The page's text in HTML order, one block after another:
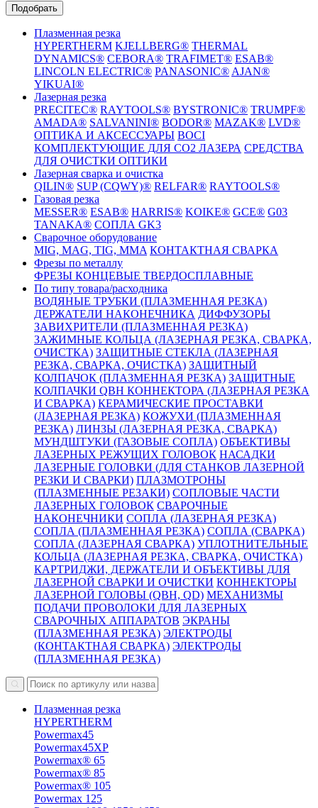
Подобрать
Плазменная резка
HYPERTHERM KJELLBERG® THERMAL
DYNAMICS® CEBORA® TRAFIMET® ESAB®
LINCOLN ELECTRIC® PANASONIC® AJAN®
YIKUAI®
Лазерная резка
PRECITEC® RAYTOOLS® BYSTRONIC® TRUMPF®
AMADA® SALVANINI® BODOR® MAZAK® LVD®
ОПТИКА И АКСЕССУАРЫ BOCI
КОМПЛЕКТУЮЩИЕ ДЛЯ CO2 ЛАЗЕРА СРЕДСТВА
ДЛЯ ОЧИСТКИ ОПТИКИ
Лазерная сварка и очистка
QILIN® SUP (CQWY)® RELFAR® RAYTOOLS®
Газовая резка
MESSER® ESAB® HARRIS® KOIKE® GCE® G03
TANAKA® СОПЛА GK3
Сварочное оборудование
MIG, MAG, TIG, MMA КОНТАКТНАЯ СВАРКА
Фрезы по металлу
ФРЕЗЫ КОНЦЕВЫЕ ТВЕРДОСПЛАВНЫЕ
По типу товара/расходника
ВОДЯНЫЕ ТРУБКИ (ПЛАЗМЕННАЯ РЕЗКА)
ДЕРЖАТЕЛИ НАКОНЕЧНИКА ДИФФУЗОРЫ
ЗАВИХРИТЕЛИ (ПЛАЗМЕННАЯ РЕЗКА)
ЗАЖИМНЫЕ КОЛЬЦА (ЛАЗЕРНАЯ РЕЗКА, СВАРКА,
ОЧИСТКА) ЗАЩИТНЫЕ СТЕКЛА (ЛАЗЕРНАЯ
РЕЗКА, СВАРКА, ОЧИСТКА) ЗАЩИТНЫЙ
КОЛПАЧОК (ПЛАЗМЕННАЯ РЕЗКА) ЗАЩИТНЫЕ
КОЛПАЧКИ QBH КОННЕКТОРА (ЛАЗЕРНАЯ РЕЗКА
И СВАРКА) КЕРАМИЧЕСКИЕ ПРОСТАВКИ
(ЛАЗЕРНАЯ РЕЗКА) КОЖУХИ (ПЛАЗМЕННАЯ
РЕЗКА) ЛИНЗЫ (ЛАЗЕРНАЯ РЕЗКА, СВАРКА)
МУНДШТУКИ (ГАЗОВЫЕ СОПЛА) ОБЪЕКТИВЫ
ЛАЗЕРНЫХ РЕЖУЩИХ ГОЛОВОК НАСАДКИ
ЛАЗЕРНЫЕ ГОЛОВКИ (ДЛЯ СТАНКОВ ЛАЗЕРНОЙ
РЕЗКИ И СВАРКИ) ПЛАЗМОТРОНЫ
(ПЛАЗМЕННЫЕ РЕЗАКИ) СОПЛОВЫЕ ЧАСТИ
ЛАЗЕРНЫХ ГОЛОВОК СВАРОЧНЫЕ
НАКОНЕЧНИКИ СОПЛА (ЛАЗЕРНАЯ РЕЗКА)
СОПЛА (ПЛАЗМЕННАЯ РЕЗКА) СОПЛА (СВАРКА)
СОПЛА (ЛАЗЕРНАЯ СВАРКА) УПЛОТНИТЕЛЬНЫЕ
КОЛЬЦА (ЛАЗЕРНАЯ РЕЗКА, СВАРКА, ОЧИСТКА)
КАРТРИДЖИ, ДЕРЖАТЕЛИ И ОБЪЕКТИВЫ ДЛЯ
ЛАЗЕРНОЙ СВАРКИ И ОЧИСТКИ КОННЕКТОРЫ
ЛАЗЕРНОЙ ГОЛОВЫ (QBH, QD) МЕХАНИЗМЫ
ПОДАЧИ ПРОВОЛОКИ ДЛЯ ЛАЗЕРНЫХ
СВАРОЧНЫХ АППАРАТОВ ЭКРАНЫ
(ПЛАЗМЕННАЯ РЕЗКА) ЭЛЕКТРОДЫ
(КОНТАКТНАЯ СВАРКА) ЭЛЕКТРОДЫ
(ПЛАЗМЕННАЯ РЕЗКА)
Плазменная резка
HYPERTHERM
Powermax45
Powermax45XP
Powermax® 65
Powermax® 85
Powermax® 105
Powermax 125